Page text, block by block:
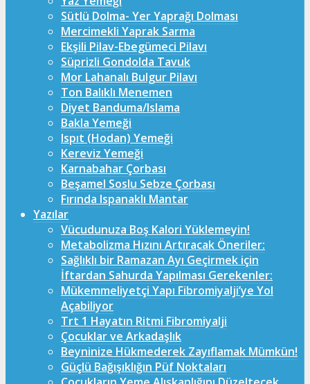
Sütlü Dolma- Yer Yaprağı Dolması
Mercimekli Yaprak Sarma
Ekşili Pilav-Ebegümeci Pilavı
Süprizli Gondolda Tavuk
Mor Lahanalı Bulgur Pilavı
Ton Balıklı Menemen
Diyet Banduma/Islama
Bakla Yemeği
Ispıt (Hodan) Yemeği
Kereviz Yemeği
Karnabahar Çorbası
Beşamel Soslu Sebze Çorbası
Fırında Ispanaklı Mantar
Yazılar
Vücudunuza Boş Kalori Yüklemeyin!
Metabolizma Hızını Artıracak Öneriler:
Sağlıklı bir Ramazan Ayı Geçirmek için
İftardan Sahurda Yapılması Gerekenler:
Mükemmeliyetçi Yapı Fibromiyalji’ye Yol
Açabiliyor
Trt 1 Hayatın Ritmi Fibromiyalji
Çocuklar ve Arkadaşlık
Beyninize Hükmederek Zayıflamak Mümkün!
Güçlü Bağışıklığın Püf Noktaları